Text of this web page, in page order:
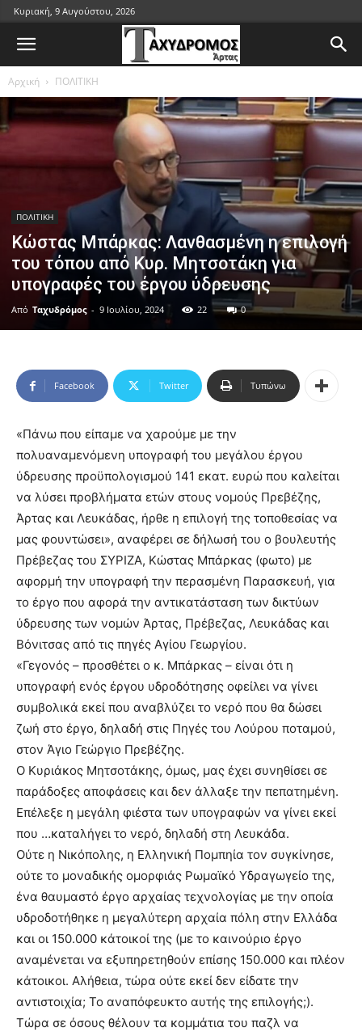
Κυριακή, 9 Αυγούστου, 2026
Αρχική ΠΟΛΙΤΙΚΗ
ΠΟΛΙΤΙΚΗ
Κώστας Μπάρκας: Λανθασμένη η επιλογή
του τόπου από Κυρ. Μητσοτάκη για
υπογραφές του έργου ύδρευσης
Από Ταχυδρόμος - 9 Ιουλίου, 2024 22 0
Facebook Twitter Τυπώνω
«Πάνω που είπαμε να χαρούμε με την
πολυαναμενόμενη υπογραφή του μεγάλου έργου
ύδρευσης προϋπολογισμού 141 εκατ. ευρώ που καλείται
να λύσει προβλήματα ετών στους νομούς Πρεβέζης,
Άρτας και Λευκάδας, ήρθε η επιλογή της τοποθεσίας να
μας φουντώσει», αναφέρει σε δήλωσή του ο βουλευτής
Πρέβεζας του ΣΥΡΙΖΑ, Κώστας Μπάρκας (φωτο) με
αφορμή την υπογραφή την περασμένη Παρασκευή, για
το έργο που αφορά την αντικατάσταση των δικτύων
ύδρευσης των νομών Άρτας, Πρέβεζας, Λευκάδας και
Βόνιτσας από τις πηγές Αγίου Γεωργίου.
«Γεγονός – προσθέτει ο κ. Μπάρκας – είναι ότι η
υπογραφή ενός έργου υδροδότησης οφείλει να γίνει
συμβολικά εκεί που αναβλύζει το νερό που θα δώσει
ζωή στο έργο, δηλαδή στις Πηγές του Λούρου ποταμού,
στον Άγιο Γεώργιο Πρεβέζης.
Ο Κυριάκος Μητσοτάκης, όμως, μας έχει συνηθίσει σε
παράδοξες αποφάσεις και δεν άλλαξε την πεπατημένη.
Επέλεξε η μεγάλη φιέστα των υπογραφών να γίνει εκεί
που …καταλήγει το νερό, δηλαδή στη Λευκάδα.
Ούτε η Νικόπολης, η Ελληνική Πομπηία τον συγκίνησε,
ούτε το μοναδικής ομορφιάς Ρωμαϊκό Υδραγωγείο της,
ένα θαυμαστό έργο αρχαίας τεχνολογίας με την οποία
υδροδοτήθηκε η μεγαλύτερη αρχαία πόλη στην Ελλάδα
και οι 150.000 κάτοικοί της (με το καινούριο έργο
αναμένεται να εξυπηρετηθούν επίσης 150.000 και πλέον
κάτοικοι. Αλήθεια, τώρα ούτε εκεί δεν είδατε την
αντιστοιχία; Το αναπόφευκτο αυτής της επιλογής;).
Τώρα σε όσους θέλουν τα κομμάτια του παζλ να